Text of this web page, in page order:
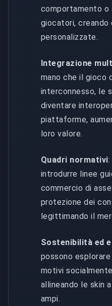
comportamento o
giocatori, creando
personalizzate.
Integrazione
mano che il gioco
interconnesso, le
diventare
piattaforme,
loro valore.
Quadri normativi
introdurre linee
commercio di
protezione dei
legittimando il
Sostenibilità ed
possono
motivi
allineando le skin
ampi.